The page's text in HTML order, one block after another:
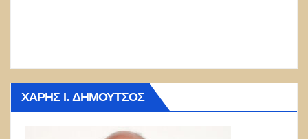
ΧΆΡΗΣ Ι. ΔΗΜΟΎΤΣΟΣ